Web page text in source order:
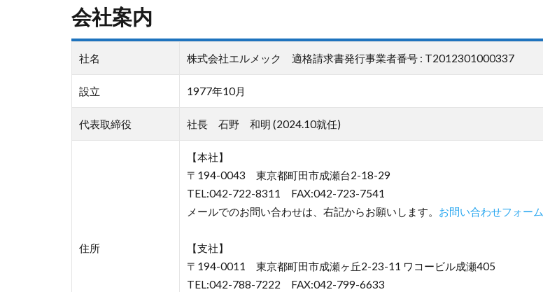
会社案内
社名 株式会社エルメック 適格請求書発行事業者番号 : T2012301000337
設立 1977年10月
代表取締役 社長 石野 和明 (2024.10就任)
住所
【本社】
〒194-0043 東京都町田市成瀬台2-18-29
TEL:042-722-8311 FAX:042-723-7541
メールでのお問い合わせは、右記からお願いします。 お問い合わせフォーム
【支社】
〒194-0011 東京都町田市成瀬ヶ丘2-23-11 ワコービル成瀬405
TEL:042-788-7222 FAX:042-799-6633